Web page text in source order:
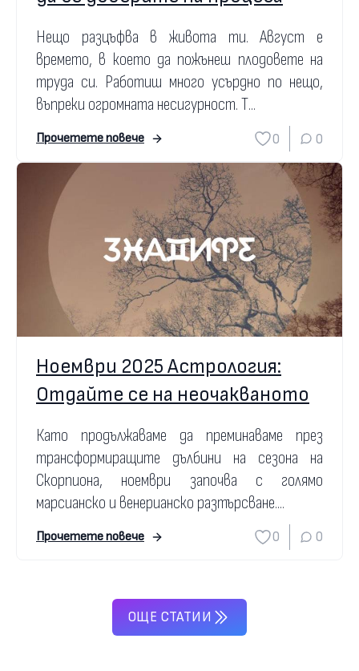
Нещо разцъфва в живота ти. Август е
времето, в което да пожънеш плодовете на
труда си. Работиш много усърдно по нещо,
въпреки огромната несигурност. Т...
Прочетете повече 0 0
Ноември 2025 Астрология:
Отдайте се на неочакваното
Като продължаваме да преминаваме през
трансформиращите дълбини на сезона на
Скорпиона, ноември започва с голямо
марсианско и венерианско разтърсване....
Прочетете повече 0 0
ОЩЕ СТАТИИ